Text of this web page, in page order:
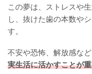
この夢は、ストレスや
し、抜けた歯の本数や
す。
不安や恐怖、解放感な
実生活に活かすことが